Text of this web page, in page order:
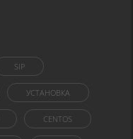
SIP
УСТАНОВКА
CENTOS